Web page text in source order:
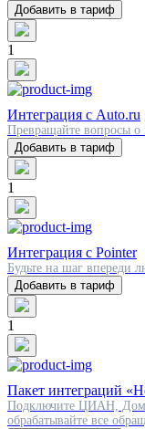
Добавить в тариф
1
Интеграция с Auto.ru
Превращайте вопросы
Добавить в тариф
1
Интеграция с Pointer
Будьте на шаг впереди
Добавить в тариф
1
Пакет интеграций
Подключите ЦИАН,
обрабатывайте все